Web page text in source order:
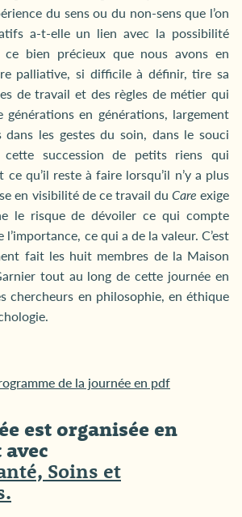
du sens ou du non-sens que l’on
a-t-elle un lien avec la possibilité
ce bien précieux que nous avons en
palliative, si difficile à définir, tire sa
de travail et des règles de métier qui
en générations, largement
dans les gestes du soin, dans le souci
succession de petits riens qui
qu’il reste à faire lorsqu’il n’y a plus
en visibilité de ce travail du Care exige
le risque de dévoiler ce qui compte
ce qui a de la valeur. C’est
fait les huit membres de la Maison
tout au long de cette journée en
chercheurs en philosophie, en éthique
de la journée en pdf
est organisée en
Soins et
.